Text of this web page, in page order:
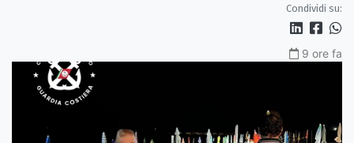
Condividi su:
9 ore fa